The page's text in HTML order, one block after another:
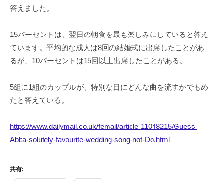
答えました。
15パーセントは、翌日の朝食を最も楽しみにしていると答え
ています。平均的な成人は8回の結婚式に出席したことがあ
るが、10パーセントは15回以上出席したことがある。
5組に1組のカップルが、特別な日にどんな曲を流すかでもめ
たと答えている。
https://www.dailymail.co.uk/femail/article-11048215/Guess-
Abba-solutely-favourite-wedding-song-not-Do.html
共有: